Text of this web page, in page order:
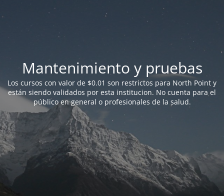
Mantenimiento y pruebas
Los cursos con valor de $0.01 son restrictos para North Point y
están siendo validados por esta institucion. No cuenta para el
público en general o profesionales de la salud.